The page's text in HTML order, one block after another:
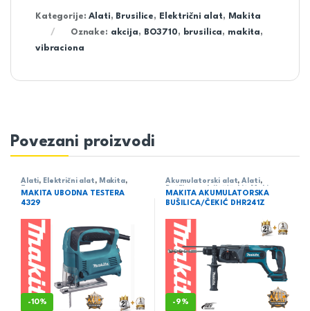
Kategorije:Alati, Brusilice, Električni alat,
Makita
Oznake: akcija, BO3710, brusilica, makita,
vibraciona
Povezani proizvodi
Alati, Električni alat , Makita,
udodne/lanačane/univerzalne
MAKITA UBODNA TESTERA
4329
-10%
Akumulatorski alat,Alati,
MAKITA AKUMULATORSKA
BUŠILICA/ČEKIĆ DHR241Z
-9%